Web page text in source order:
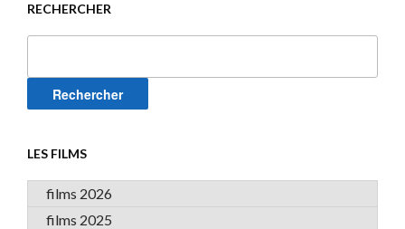
RECHERCHER
LES FILMS
films 2026
films 2025